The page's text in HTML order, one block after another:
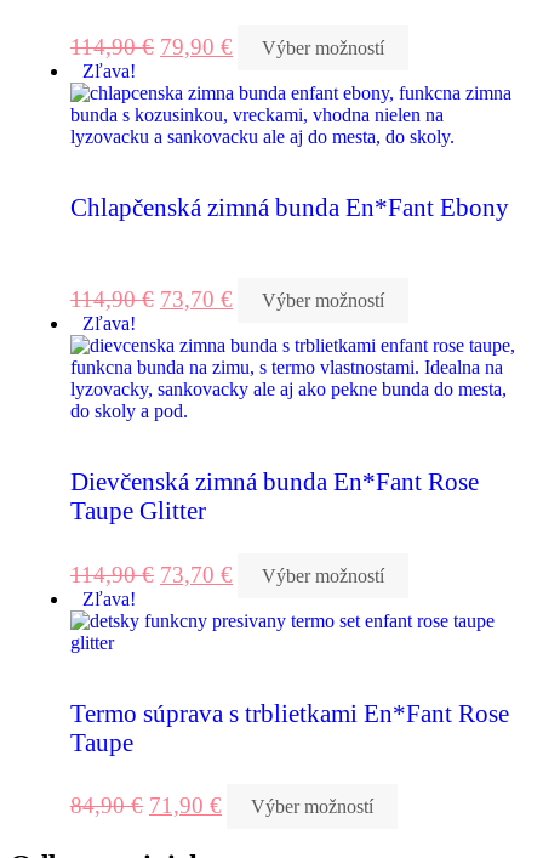
114,90€ 79,90 €
Výber možností
Zľava!
Chlapčenská zimná bunda En*Fant Ebony
114,90€ 73,70 €
Výber možností
Zľava!
Dievčenská zimná bunda En*Fant Rose
Taupe Glitter
114,90€ 73,70 €
Výber možností
Zľava!
Termo súprava s trblietkami En*Fant Rose
Taupe
84,90€ 71,90 € Výber možností